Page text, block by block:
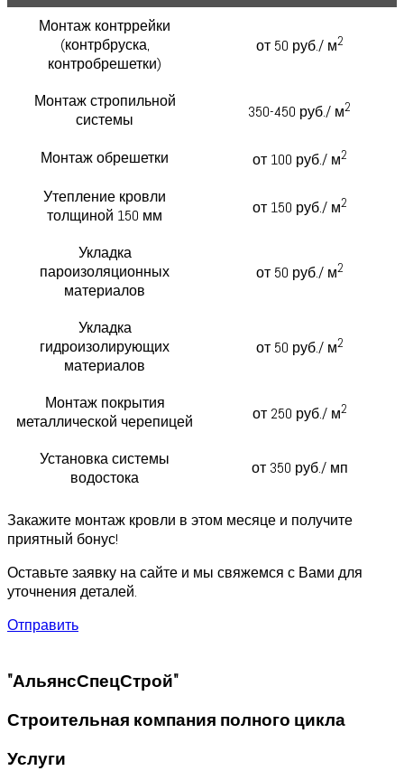
Монтаж контррейки
(контрбруска,
контробрешетки)
от 50 руб./ м2
Монтаж стропильной
системы
350-450 руб./ м2
Монтаж обрешетки от 100 руб./ м2
Утепление кровли
толщиной 150 мм
от 150 руб./ м2
Укладка
пароизоляционных
материалов
от 50 руб./ м2
Укладка
гидроизолирующих
материалов
от 50 руб./ м2
Монтаж покрытия
металлической черепицей
от 250 руб./ м2
Установка системы
водостока
от 350 руб./ мп
Закажите монтаж кровли в этом месяце и получите
приятный бонус!
Оставьте заявку на сайте и мы свяжемся с Вами для
уточнения деталей.
Отправить
"АльянсСпецСтрой"
Строительная компания полного цикла
Услуги